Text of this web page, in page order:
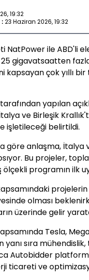
19:32
23 Haziran 2026, 19:32
NatPower ile ABD'li
gigavatsaatten
kapsayan çok yıllı
yapılan
ve Birleşik
işletileceği belirtildi.
göre anlaşma, İtalya
Bu projeler,
ölçekli programın ilk
olması
üzerinde gelir
Tesla,
yanı sıra
Autobidder
ticareti ve